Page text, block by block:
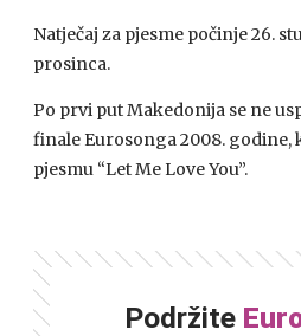
Natječaj za pjesme počinje 26.
prosinca.
Po prvi put Makedonija se ne
finale Eurosonga 2008. godine,
pjesmu “Let Me Love You”.
Podržite